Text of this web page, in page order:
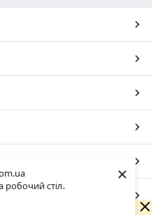
робочий стіл.
×
час. Замовлення та